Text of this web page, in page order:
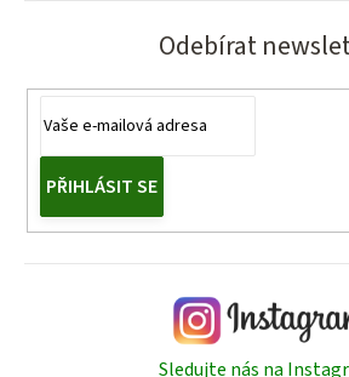
v
ý
Odebírat
PŘIHLÁSIT SE
Sledujte nás na